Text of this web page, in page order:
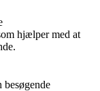
hjælper med at